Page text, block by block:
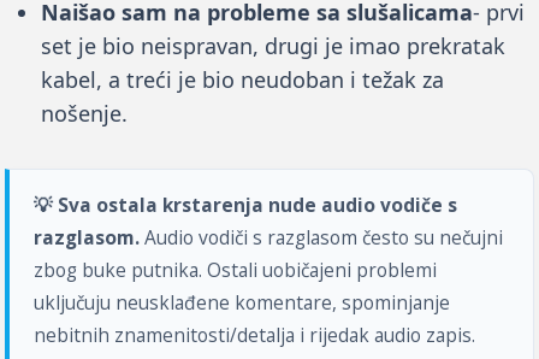
Naišao sam na probleme sa slušalicama- prvi
set je bio neispravan, drugi je imao prekratak
kabel, a treći je bio neudoban i težak za
nošenje.
💡 Sva ostala krstarenja nude audio vodiče s
razglasom.Audio vodiči s razglasom često su nečujni
zbog buke putnika. Ostali uobičajeni problemi
uključuju neusklađene komentare, spominjanje
nebitnih znamenitosti/detalja i rijedak audio zapis.